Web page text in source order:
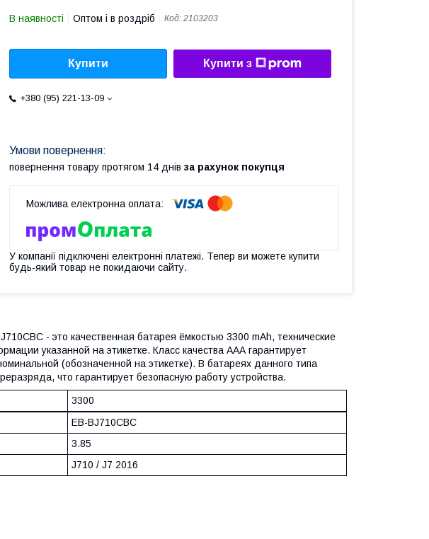
В наявності Оптом і в роздріб Код: 2103203
Купити Купити з
+380 (95) 221-13-09
повернення товару протягом 14 днів за рахунок покупця
У компанії підключені електронні платежі. Тепер ви можете купити
будь-який товар не покидаючи сайту.
- это качественная батарея ёмкостью 3300 mAh, технические
указанной на этикетке. Класс качества ААА гарантирует
(обозначенной на этикетке). В батареях данного типа
что гарантирует безопасную работу устройства.
3300
EB-BJ710CBC
3.85
J710 / J7 2016